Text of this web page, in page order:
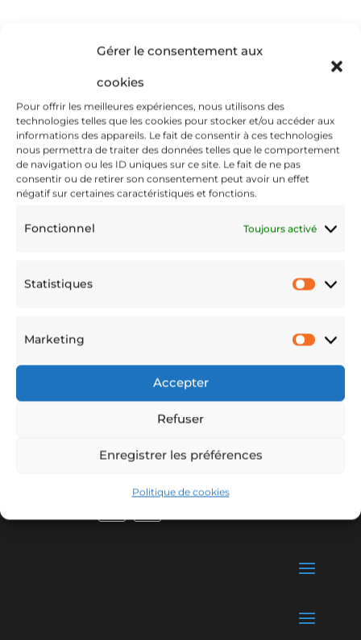
Gérer le consentement aux
cookies
Pour offrir les meilleures expériences, nous utilisons des
technologies telles que les cookies pour stocker et/ou accéder aux
informations des appareils. Le fait de consentir à ces technologies
nous permettra de traiter des données telles que le comportement
de navigation ou les ID uniques sur ce site. Le fait de ne pas
consentir ou de retirer son consentement peut avoir un effet
négatif sur certaines caractéristiques et fonctions.
Fonctionnel Toujours activé
Statistiques
Marketing
Accepter
Refuser
Enregistrer les préférences
Politique de cookies
Nov 13, 2023